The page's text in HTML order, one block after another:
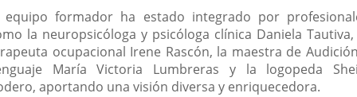
equipo formador ha estado integrado por
la neuropsicóloga y psicóloga clínica Daniela
ocupacional Irene Rascón, la maestra de
María Victoria Lumbreras y la logopeda
aportando una visión diversa y enriquecedora.